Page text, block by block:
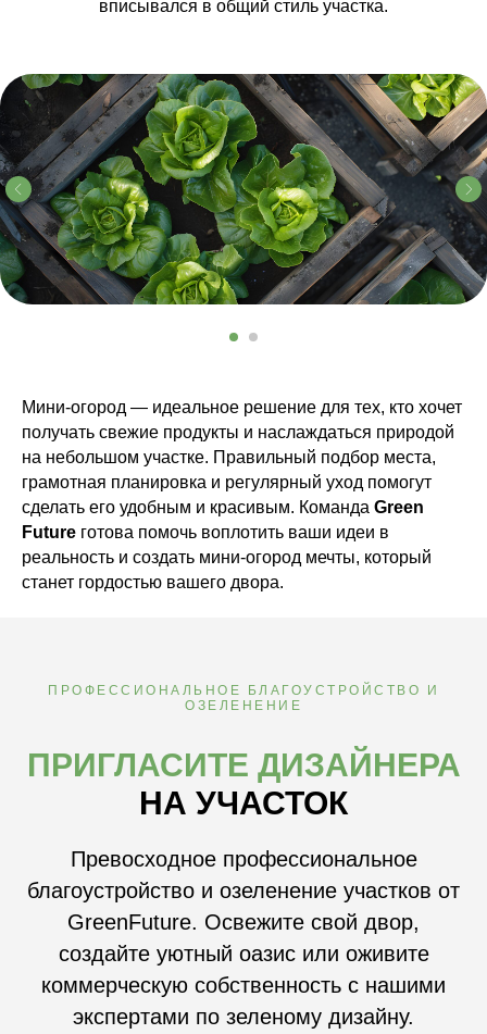
вписывался в общий стиль участка.
Мини-огород — идеальное решение для тех, кто хочет
получать свежие продукты и наслаждаться природой
на небольшом участке. Правильный подбор места,
грамотная планировка и регулярный уход помогут
сделать его удобным и красивым. Команда Green
Future готова помочь воплотить ваши идеи в
реальность и создать мини-огород мечты, который
станет гордостью вашего двора.
ПРОФЕССИОНАЛЬНОЕ БЛАГОУСТРОЙСТВО И
ОЗЕЛЕНЕНИЕ
ПРИГЛАСИТЕ ДИЗАЙНЕРА
НА УЧАСТОК
Превосходное профессиональное
благоустройство и озеленение участков от
GreenFuture. Освежите свой двор,
создайте уютный оазис или оживите
коммерческую собственность с нашими
экспертами по зеленому дизайну.